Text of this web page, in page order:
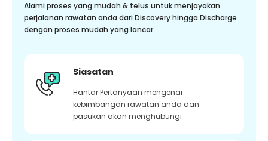
Alami proses yang mudah & telus untuk menjayakan
perjalanan rawatan anda dari Discovery hingga Discharge
dengan proses mudah yang lancar.
Siasatan
Hantar Pertanyaan mengenai
kebimbangan rawatan anda dan
pasukan akan menghubungi